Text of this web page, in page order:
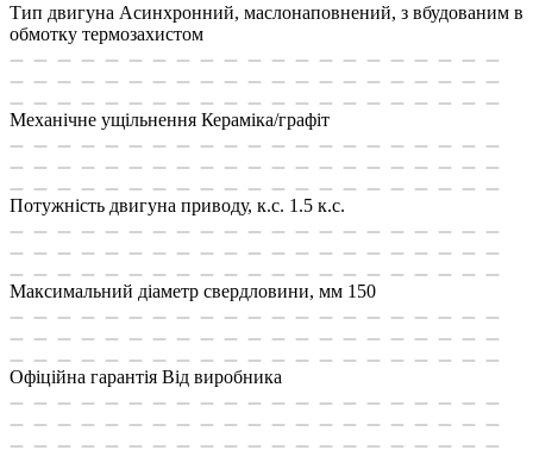
Тип двигуна Асинхронний, маслонаповнений, з вбудованим в
обмотку термозахистом
Механічне ущільнення Кераміка/графіт
Потужність двигуна приводу, к.с. 1.5 к.с.
Максимальний діаметр свердловини, мм 150
Офіційна гарантія Від виробника